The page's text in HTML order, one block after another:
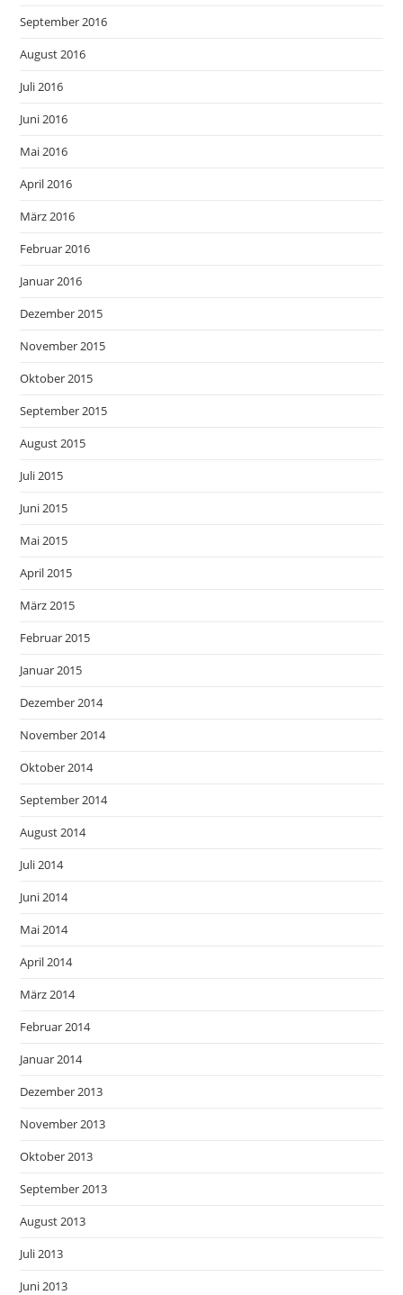
September 2016
August 2016
Juli 2016
Juni 2016
Mai 2016
April 2016
März 2016
Februar 2016
Januar 2016
Dezember 2015
November 2015
Oktober 2015
September 2015
August 2015
Juli 2015
Juni 2015
Mai 2015
April 2015
März 2015
Februar 2015
Januar 2015
Dezember 2014
November 2014
Oktober 2014
September 2014
August 2014
Juli 2014
Juni 2014
Mai 2014
April 2014
März 2014
Februar 2014
Januar 2014
Dezember 2013
November 2013
Oktober 2013
September 2013
August 2013
Juli 2013
Juni 2013